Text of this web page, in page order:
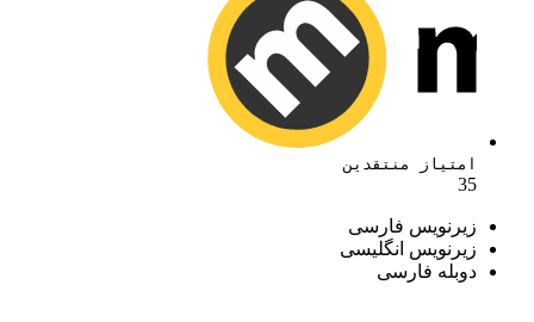
امتیاز منتقدین
35
زیرنویس فارسی
زیرنویس انگلیسی
دوبله فارسی